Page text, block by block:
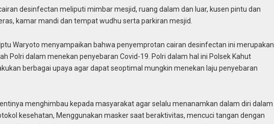
desinfectan meliputi mimbar mesjid, ruang dalam dan luar, kusen pintu dan
kamar mandi dan tempat wudhu serta parkiran mesjid.
Waryoto menyampaikan bahwa penyemprotan cairan desinfectan ini merupakan
Polri dalam menekan penyebaran Covid-19. Polri dalam hal ini Polsek Kahut
berbagai upaya agar dapat seoptimal mungkin menekan laju penyebaran
menghimbau kepada masyarakat agar selalu menanamkan dalam diri dalam
kesehatan, Menggunakan masker saat beraktivitas, mencuci tangan dengan